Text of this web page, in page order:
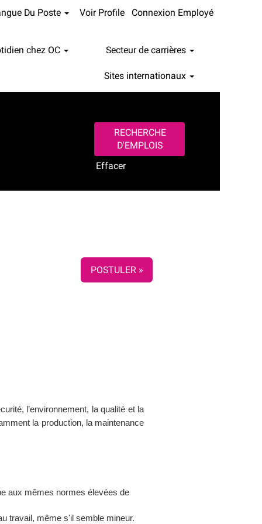
Du Poste Voir Profile Connexion Employé
chez OC Secteur de carrières
Sites internationaux
Effacer
POSTULER »
l’environnement, la qualité et la
la production, la maintenance
aux mêmes normes élevées de
travail, même s'il semble mineur.